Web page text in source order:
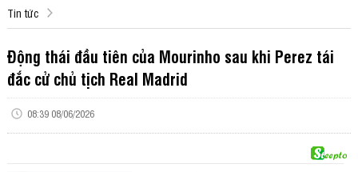
Tin tức
Động thái đầu tiên của Mourinho sau khi Perez tái
đắc cử chủ tịch Real Madrid
08:39 08/06/2026